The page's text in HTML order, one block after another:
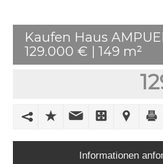
PUBLISH
HAUS
Kaufen Haus
129.000 € | 149 m²
Informationen